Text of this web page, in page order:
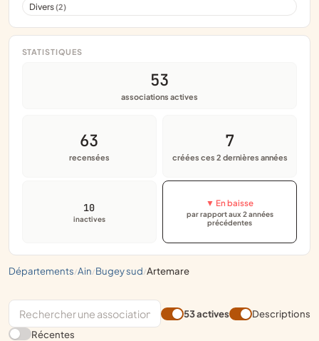
départements/ ain/ bugey sud/ artemare
Divers(2)
STATISTIQUES
53
associations actives
63
recensées
7
créées ces 2 dernières années
10
inactives
▼ En baisse
par rapport aux 2 années
précédentes
53 actives
Descriptions
Récentes